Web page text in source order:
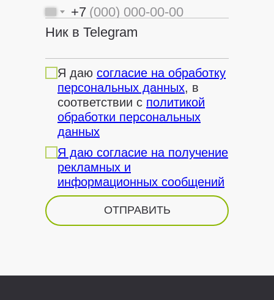
+7
Ник в Telegram
Я даю согласие на обработку
персональных данных, в
соответствии с политикой
обработки персональных
данных
Я даю согласие на получение
рекламных и
информационных сообщений
ОТПРАВИТЬ